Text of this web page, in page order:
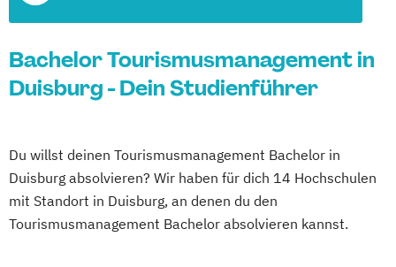
Bachelor Tourismusmanagement in
Duisburg - Dein Studienführer
Du willst deinen Tourismusmanagement Bachelor in
Duisburg absolvieren? Wir haben für dich 14 Hochschulen
mit Standort in Duisburg, an denen du den
Tourismusmanagement Bachelor absolvieren kannst.